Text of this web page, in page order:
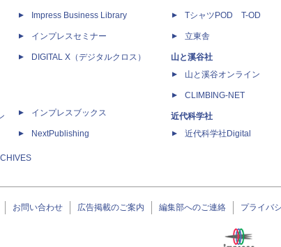
Impress Business Library
インプレスセミナー
DIGITAL X（デジタルクロス）
インプレスブックス
NextPublishing
TシャツPOD T-OD
立東舎
山と溪谷社
山と溪谷オンライン
CLIMBING-NET
近代科学社
近代科学社Digital
お問い合わせ 広告掲載のご案内 編集部へのご連絡 プライバ